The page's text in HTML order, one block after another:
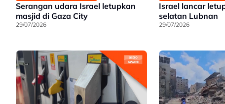
Serangan udara Israel letupkan
masjid di Gaza City
29/07/2026
Israel lancar
selatan Lubnan
29/07/2026